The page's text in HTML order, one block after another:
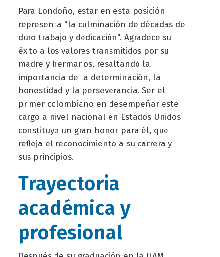
Para Londoño, estar en esta posición
representa "la culminación de décadas de
duro trabajo y dedicación". Agradece su
éxito a los valores transmitidos por su
madre y hermanos, resaltando la
importancia de la determinación, la
honestidad y la perseverancia. Ser el
primer colombiano en desempeñar este
cargo a nivel nacional en Estados Unidos
constituye un gran honor para él, que
refleja el reconocimiento a su carrera y
sus principios.
Trayectoria
académica y
profesional